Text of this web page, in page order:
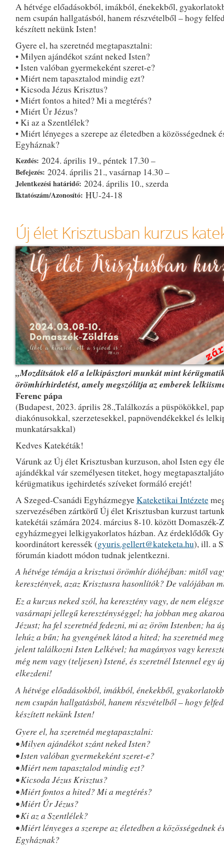
A hétvége előadásokból, imákból, énekekből,
nem csupán hallgatásból, hanem részvételből – hogy
készített nekünk Isten!
Gyere el, ha szeretnéd megtapasztalni:
• Milyen ajándékot szánt neked Isten?
• Isten valóban gyermekeként szeret-e?
• Miért nem tapasztalod mindig ezt?
• Kicsoda Jézus Krisztus?
• Miért fontos a hited? Mi a megtérés?
• Miért Úr Jézus?
• Ki az a Szentlélek?
• Miért lényeges a szerepe az életedben a közösségednek
Egyháznak?
Kezdés: 2024. április 19., péntek 17.30 –
Befejezés: 2024. április 21., vasárnap 14.30 –
Jelentkezési határidő: 2024. április 10., szerda
Iktatószám/Azonosító: HU-24-18
Új élet Krisztusban kurzus
„Mozdítsátok elő a lelkipásztori munkát mint
örömhírhirdetést, amely megszólítja az emberek
Ferenc pápa
(Budapest, 2023. április 28.,Találkozás a püspökökkel,
diakónusokkal, szerzetesekkel, papnövendékekkel és
munkatársakkal)
Kedves Katekéták!
Várunk az Új élet Krisztusban kurzuson, ahol Isten egy
ajándékkal vár személyesen titeket, hogy
kérügmatikus igehirdetés szíveket formáló erejét!
A Szeged-Csanádi EgyházmegyeKateketikai Intézete
szervezésében zártkörű Új élet Krisztusban kurzust
katekétái számára 2024. március 8-10. között Domaszék-
egyházmegyei lelkigyakorlatos házban. Az érdeklődők
koordinátort keressék (gyuris.gellert@kateketa.hu), ill. a
fórumán kiadott módon tudnak jelentkezni.
A hétvége témája a krisztusi örömhír dióhéjban: mitől
keresztények, azaz Krisztusra hasonlítók? De valójában
Ez a kurzus neked szól, ha keresztény vagy, de nem
vasárnapi jellegű kereszténységgel; ha jobban meg
Jézust; ha fel szeretnéd fedezni, mi az öröm Istenben; ha
lehúz a bűn; ha gyengének látod a hited; ha szeretnéd
jelent találkozni Isten Lelkével; ha magányos vagy
még nem vagy (teljesen) Istené, és szeretnél Istennel egy
elkezdeni!
A hétvége előadásokból, imákból, énekekből,
nem csupán hallgatásból, hanem részvételből – hogy
készített nekünk Isten!
Gyere el, ha szeretnéd megtapasztalni:
• Milyen ajándékot szánt neked Isten?
• Isten valóban gyermekeként szeret-e?
• Miért nem tapasztalod mindig ezt?
• Kicsoda Jézus Krisztus?
• Miért fontos a hited? Mi a megtérés?
• Miért Úr Jézus?
• Ki az a Szentlélek?
• Miért lényeges a szerepe az életedben a közösségednek
Egyháznak?